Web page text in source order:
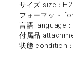
サイズ size：
フォーマット
言語 language
付属品
状態 condition